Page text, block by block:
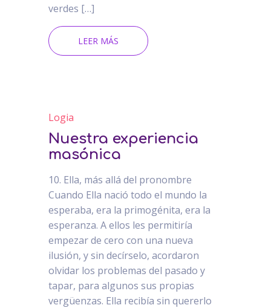
verdes […]
LEER MÁS
Logia
Nuestra experiencia
masónica
10. Ella, más allá del pronombre
Cuando Ella nació todo el mundo la
esperaba, era la primogénita, era la
esperanza. A ellos les permitiría
empezar de cero con una nueva
ilusión, y sin decírselo, acordaron
olvidar los problemas del pasado y
tapar, para algunos sus propias
vergüenzas. Ella recibía sin quererlo